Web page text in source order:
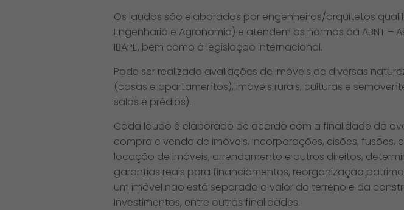
Os laudos são elaborados por engenheiros/arquitetos
Engenharia e Agronomia) e atendem as normas da ABNT
IBAPE, bem como à legislação internacional.
Pode ser realizado avaliações de imóveis de diversas
(casas e apartamentos), imóveis rurais, culturas e
salas e prédios).
Cada laudo é elaborado de acordo com a finalidade da
compra e venda de imóveis, incorporações, cisões,
locação de imóveis, arrendamento e outros direitos,
garantias reais para financiamentos, reorganização
um imóvel não está separado o valor do terreno e da
Investimentos, entre outras finalidades.